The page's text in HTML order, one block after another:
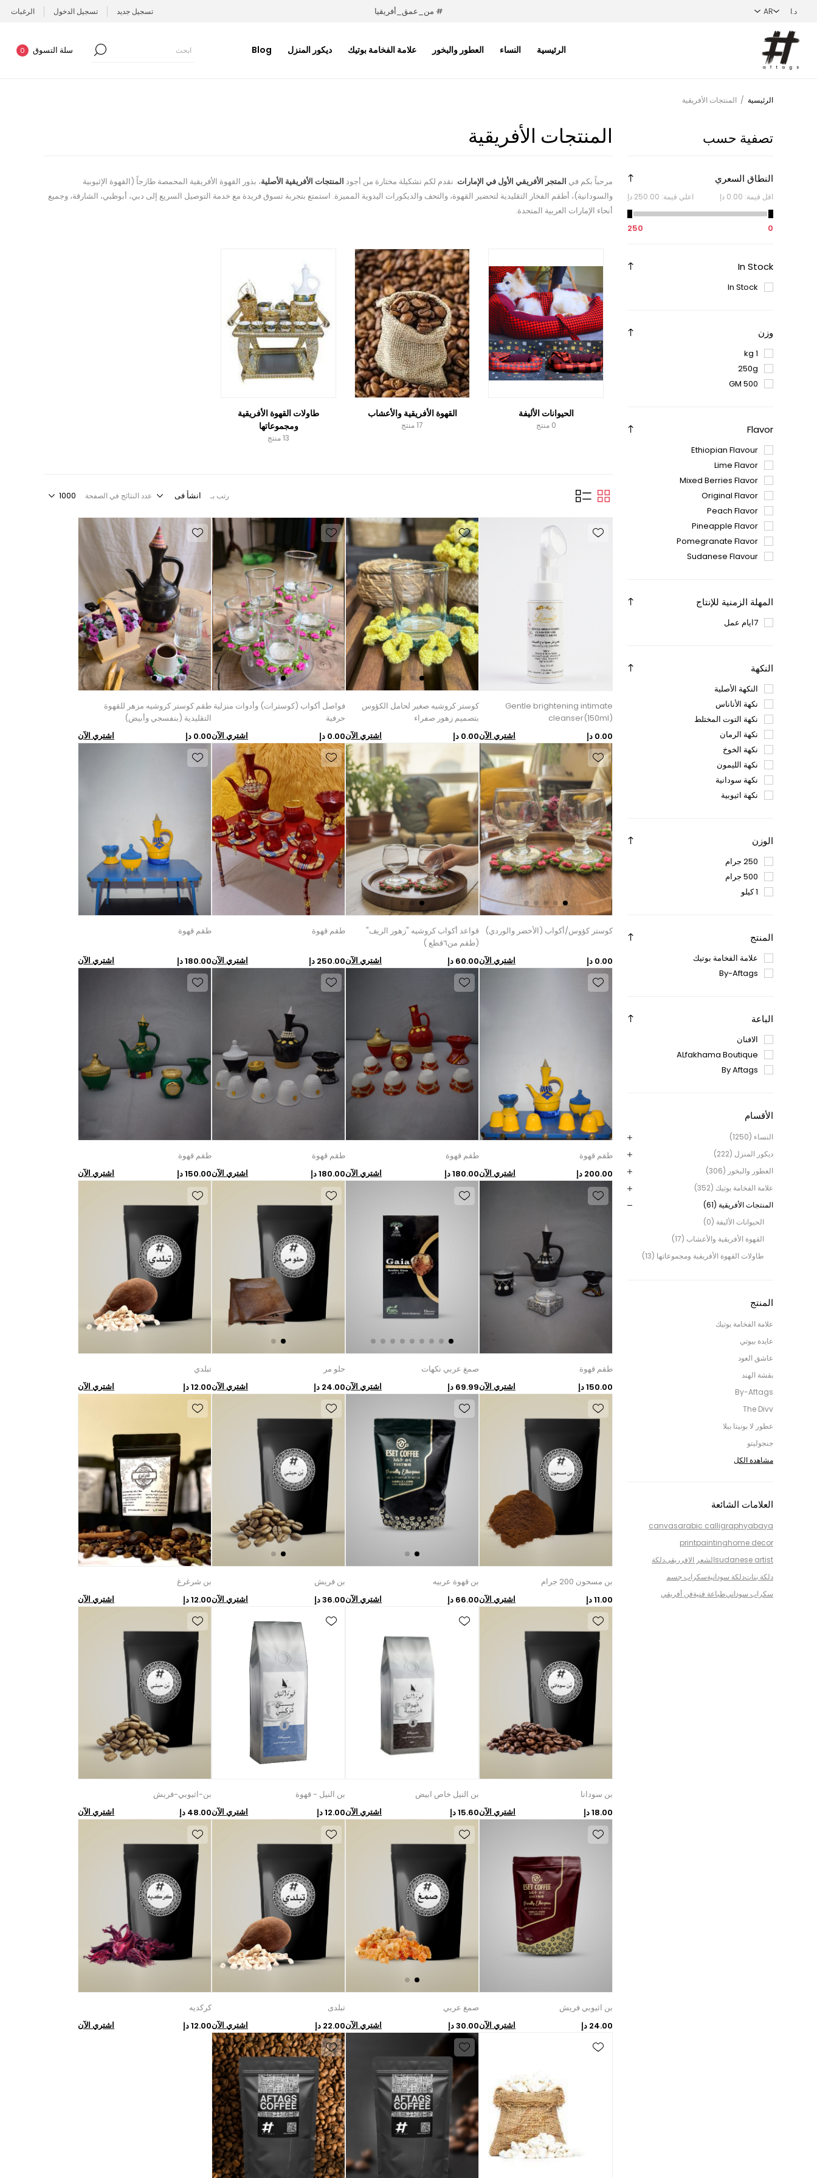
# من_عمق_أفريقيا تسجيل جديد تسجيل الدخول الرغبات
الرئيسية النساء العطور والبخور علامة الفخامة بوتيك ديكور المنزل Blog سلة التسوق 0
الرئيسية / المنتجات الأفريقية
تصفية حسب
النطاق السعري
اقل قيمة: 0.00 دإ اعلي قيمة: 250.00 دإ
0
250
In Stock
In Stock
وزن
1 kg
250g
500 GM
Flavor
Ethiopian Flavour
Lime Flavor
Mixed Berries Flavor
Original Flavor
Peach Flavor
Pineapple Flavor
Pomegranate Flavor
Sudanese Flavour
المهلة الزمنية للإنتاج
7ايام عمل
النكهة
النكهة الأصلية
نكهة الأناناس
نكهة التوت المختلط
نكهة الرمان
نكهة الخوخ
نكهة الليمون
نكهة سودانية
نكهة اثيوبية
الوزن
250 جرام
500 جرام
1 كيلو
المنتج
علامة الفخامة بوتيك
By-Aftags
الباعة
الافنان
ALfakhama Boutique
By Aftags
الأقسام
النساء (1250)
ديكور المنزل (222)
العطور والبخور (306)
علامة الفخامة بوتيك (352)
المنتجات الأفريقية (61)
الحيوانات الأليفة (0)
القهوة الأفريقية والأعشاب (17)
طاولات القهوة الأفريقية ومجموعاتها (13)
المنتج
علامة الفخامة بوتيك
عايدة بيوتي
عاشق العود
بقشة الهند
By-Aftags
The Divv
عطور لا بونيتا بيلا
جنجوليتو
مشاهدة الكل
العلامات الشائعة
abaya
arabic calligraphy
canvas
home decor
painting
print
sudanese artistالشعر الافرريقيدلكة
دلكة بناتدلكة سودانيةسكراب جسم
سكراب سودانيطباعة فنيةفن أفريقي
المنتجات الأفريقية
مرحباً بكم في المتجر الأفريقي الأول في الإمارات. نقدم لكم تشكيلة مختارة من أجود المنتجات الأفريقية الأصلية، بذور القهوة الأفريقية المحمصة طازجاً (القهوة الإثيوبية
والسودانية)، أطقم الفخار التقليدية لتحضير القهوة، والتحف والديكورات اليدوية المميزة. استمتع بتجربة تسوق فريدة مع خدمة التوصيل السريع إلى دبي، أبوظبي، الشارقة، وجميع
أنحاء الإمارات العربية المتحدة.
الحيوانات الأليفة
0 منتج
القهوة الأفريقية والأعشاب
17 منتج
طاولات القهوة الأفريقية
ومجموعاتها
13 منتج
رتب بـ عدد النتائج في الصفحة
Gentle brightening intimate
cleanser(150ml)
0.00 دإ
اشتري الآن
كوستر كروشيه صغير لحامل الكؤوس
بتصميم زهور صفراء
0.00 دإ
اشتري الآن
فواصل أكواب (كوسترات) وأدوات منزلية
حرفية
0.00 دإ
اشتري الآن
طقم كوستر كروشيه مزهر للقهوة
التقليدية (بنفسجي وأبيض)
0.00 دإ
اشتري الآن
كوستر كؤوس/أكواب (الأخضر والوردي)
0.00 دإ اشتري الآن
قواعد أكواب كروشيه "زهور الريف"
(طقم من٦قطع )
60.00 دإ
اشتري الآن
طقم قهوة
250.00 دإ اشتري الآن
طقم قهوة
180.00 دإ اشتري الآن
طقم قهوة
200.00 دإ
اشتري الآن
طقم قهوة
180.00 دإ
اشتري الآن
طقم قهوة
180.00 دإ
اشتري الآن
طقم قهوة
150.00 دإ
اشتري الآن
طقم قهوة
150.00 دإ
اشتري الآن
صمغ عربي نكهات
69.99 دإ
اشتري الآن
حلو مر
24.00 دإ
اشتري الآن
تبلدي
12.00 دإ
اشتري الآن
بن مسحون 200 جرام
11.00 دإ
اشتري الآن
بن قهوة عربيه
66.00 دإ
اشتري الآن
بن فريش
36.00 دإ
اشتري الآن
بن شرغرغ
12.00 دإ
اشتري الآن
بن سودانا
18.00 دإ
اشتري الآن
بن النيل خاص ابيض
15.60 دإ
اشتري الآن
بن النيل - قهوة
12.00 دإ
اشتري الآن
بن-اثيوبي-فريش
48.00 دإ
اشتري الآن
بن اثيوبي فريش
24.00 دإ
اشتري الآن
صمغ عربي
30.00 دإ
اشتري الآن
تبلدى
22.00 دإ
اشتري الآن
كركديه
12.00 دإ
اشتري الآن